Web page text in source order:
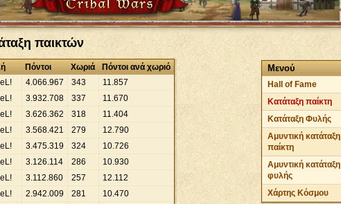
παικτών
Μενού
Hall of Fame
Κατάταξη παίκτη
Κατάταξη Φυλής
Αμυντική κατάταξη
παίκτη
Αμυντική κατάταξη
φυλής
Χάρτης Κόσμου
Πόντοι Χωριά
Πόντοι ανά χωριό
4.066.967 343 11.857
3.932.708 337 11.670
3.626.362 318 11.404
3.568.421 279 12.790
3.475.319 324 10.726
3.126.114 286 10.930
3.112.860 257 12.112
2.942.009 281 10.470